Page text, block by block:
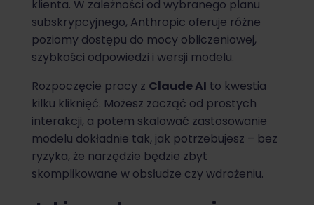
klienta. W zależności od wybranego planu
subskrypcyjnego, Anthropic oferuje różne
poziomy dostępu do mocy obliczeniowej,
szybkości odpowiedzi i wersji modelu.
Rozpoczęcie pracy z Claude AI to kwestia
kilku kliknięć. Możesz zacząć od prostych
interakcji, a potem skalować zastosowanie
modelu dokładnie tak, jak potrzebujesz – bez
ryzyka, że narzędzie będzie zbyt
skomplikowane w obsłudze czy wdrożeniu.